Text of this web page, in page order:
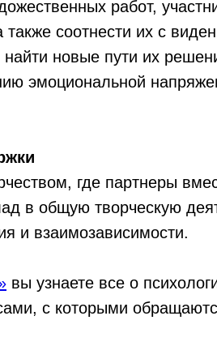
работ,
соотнести их с
найти новые пути их
эмоциональной
где партнеры
в общую творческую
и взаимозависимости.
вы узнаете все о
с которыми